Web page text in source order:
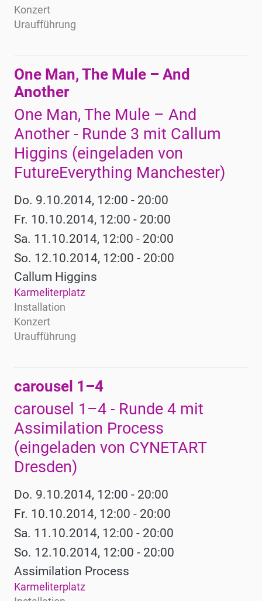
Konzert
Uraufführung
One Man, The Mule – And
Another
One Man, The Mule – And
Another - Runde 3 mit Callum
Higgins (eingeladen von
FutureEverything Manchester)
Do. 9.10.2014, 12:00 - 20:00
Fr. 10.10.2014, 12:00 - 20:00
Sa. 11.10.2014, 12:00 - 20:00
So. 12.10.2014, 12:00 - 20:00
Callum Higgins
Karmeliterplatz
Installation
Konzert
Uraufführung
carousel 1–4
carousel 1–4 - Runde 4 mit
Assimilation Process
(eingeladen von CYNETART
Dresden)
Do. 9.10.2014, 12:00 - 20:00
Fr. 10.10.2014, 12:00 - 20:00
Sa. 11.10.2014, 12:00 - 20:00
So. 12.10.2014, 12:00 - 20:00
Assimilation Process
Karmeliterplatz